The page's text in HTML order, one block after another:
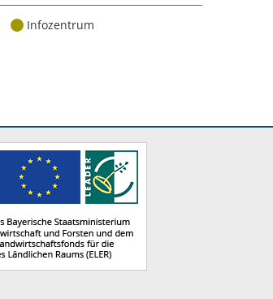
Infozentrum